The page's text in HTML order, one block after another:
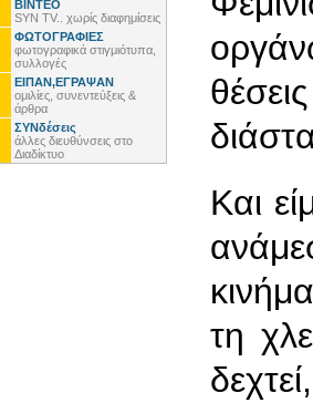
ΒΙΝΤΕΟ
SYN TV.. χωρίς διαφημίσεις
ΦΩΤΟΓΡΑΦΙΕΣ
φωτογραφικά στιγμιότυπα,
συλλογές
ΕΙΠΑΝ,ΕΓΡΑΨΑΝ
ομιλίες, συνεντεύξεις &
άρθρα
ΣΥΝδέσεις
άλλες διευθύνσεις στο
Διαδίκτυο
Και
τη